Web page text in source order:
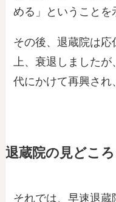
める」ということを
その後、退蔵院は応
上、衰退しました
代にかけて再興され
退蔵院の見どころ
それでは、早速退